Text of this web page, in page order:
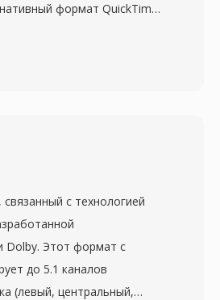
формат QuickTime,
многих концепций,
тип данных — видео-
MOV
широкий спектр
HEVC, ProRes, Apple
AAC, PCM и многие
с технологией
Dolby. Этот формат с
до 5.1 каналов
(левый, центральный,